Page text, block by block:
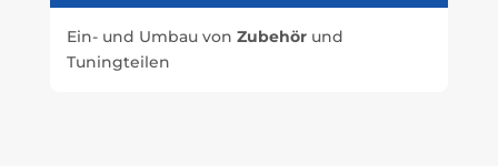
Ein- und Umbau von Zubehörund
Tuningteilen